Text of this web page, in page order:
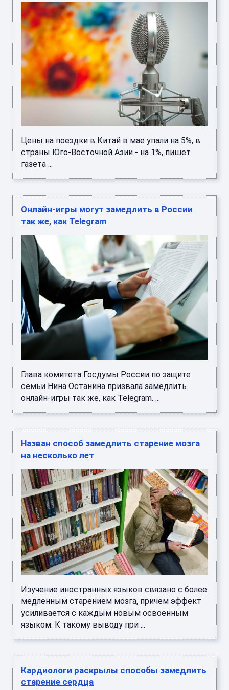
Цены на поездки в Китай в мае упали на 5%, в
страны Юго-Восточной Азии - на 1%, пишет
газета ...
Онлайн-игры могут замедлить в России
так же, как Telegram
Глава комитета Госдумы России по защите
семьи Нина Останина призвала замедлить
онлайн-игры так же, как Telegram. ...
Назван способ замедлить старение мозга
на несколько лет
Изучение иностранных языков связано с более
медленным старением мозга, причем эффект
усиливается с каждым новым освоенным
языком. К такому выводу при ...
Кардиологи раскрылы способы замедлить
старение сердца